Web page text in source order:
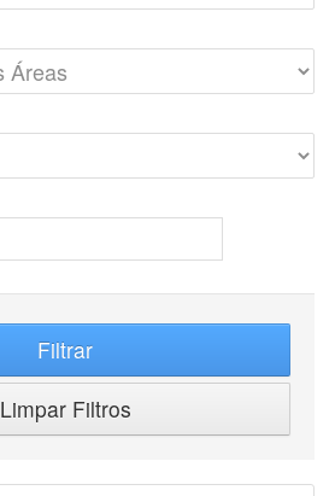
Filtrar
Limpar Filtros